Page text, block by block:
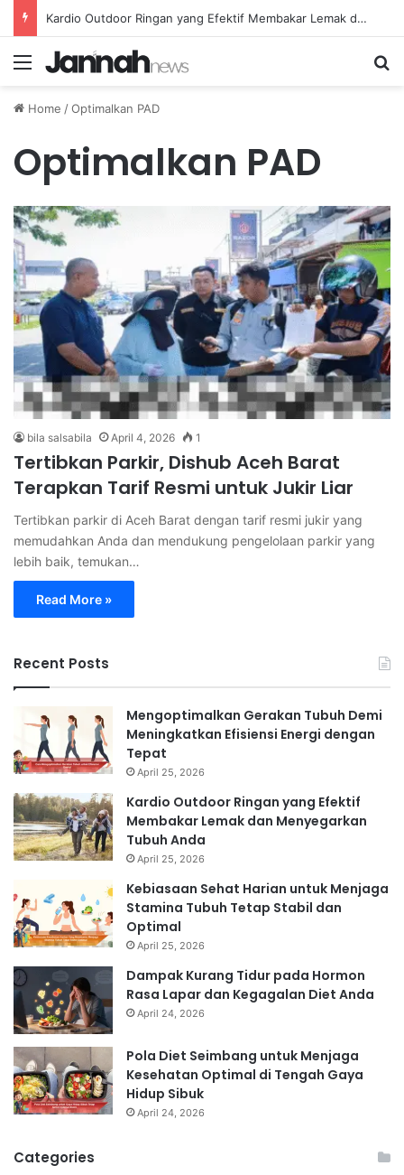
Kardio Outdoor Ringan yang Efektif Membakar Lemak dan Menyegarkan Tubuh Anda
Menu
Home /Optimalkan PAD
Optimalkan PAD
bila salsabila April 4, 2026 1
Tertibkan Parkir, Dishub Aceh Barat
Terapkan Tarif Resmi untuk Jukir Liar
Tertibkan parkir di Aceh Barat dengan tarif resmi jukir yang
memudahkan Anda dan mendukung pengelolaan parkir yang
lebih baik, temukan…
Read More »
Recent Posts
Mengoptimalkan Gerakan Tubuh Demi
Meningkatkan Efisiensi Energi dengan
Tepat
April 25, 2026
Kardio Outdoor Ringan yang Efektif
Membakar Lemak dan Menyegarkan
Tubuh Anda
April 25, 2026
Kebiasaan Sehat Harian untuk Menjaga
Stamina Tubuh Tetap Stabil dan
Optimal
April 25, 2026
Dampak Kurang Tidur pada Hormon
Rasa Lapar dan Kegagalan Diet Anda
April 24, 2026
Pola Diet Seimbang untuk Menjaga
Kesehatan Optimal di Tengah Gaya
Hidup Sibuk
April 24, 2026
Categories